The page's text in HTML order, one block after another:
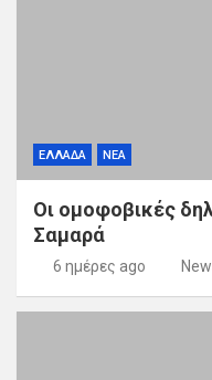
ΕΛΛΑΔΑ ΝΕΑ
Οι ομοφοβικές
Σαμαρά
6 ημέρες ago